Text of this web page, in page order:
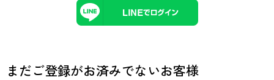
まだご登録がお済みでないお客様